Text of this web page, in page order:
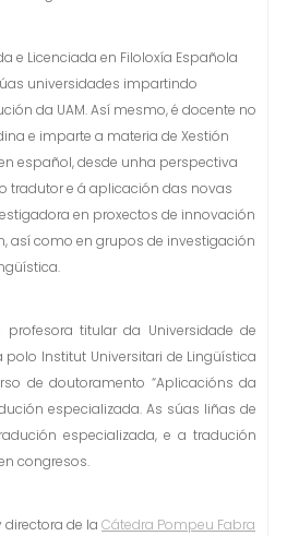
e Licenciada en Filoloxía Española
universidades impartindo
da UAM. Así mesmo, é docente no
e imparte a materia de Xestión
español, desde unha perspectiva
tradutor e á aplicación das novas
en proxectos de innovación
así como en grupos de investigación
titular da Universidade de
polo Institut Universitari de Lingüística
de doutoramento “Aplicacións da
especializada. As súas liñas de
especializada, e a tradución
congresos.
de la Cátedra Pompeu Fabra